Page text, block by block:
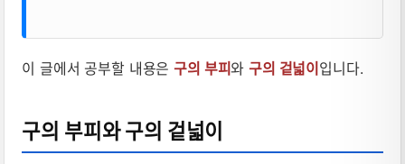
이 글에서 공부할 내용은구의 부피와구의 겉넓이 입니다.
구의 부피와 구의 겉넓이